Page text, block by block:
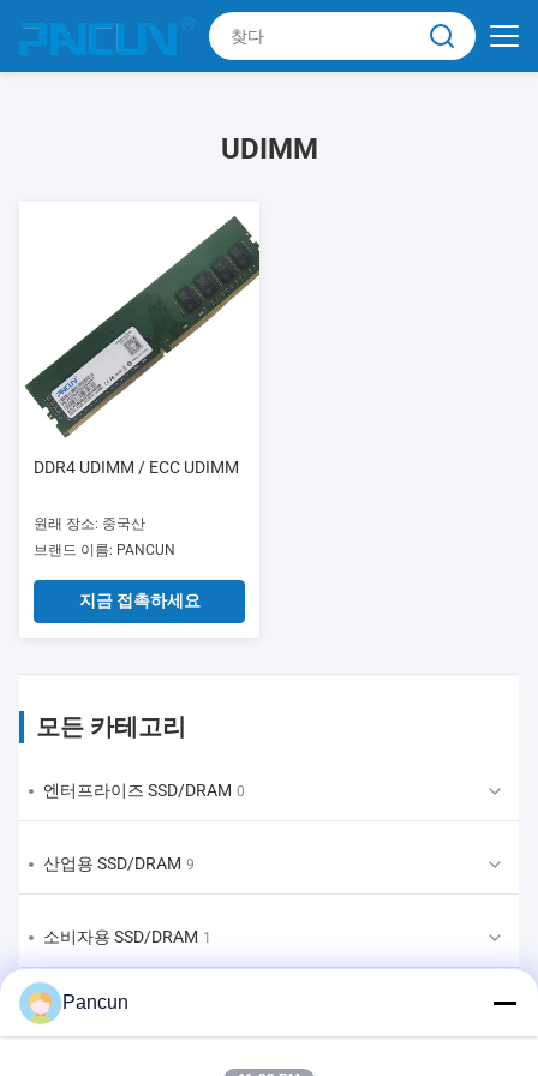
UDIMM
DDR4 UDIMM / ECC UDIMM
원래 장소: 중국산
브랜드 이름: PANCUN
지금 접촉하세요
모든 카테고리
엔터프라이즈 SSD/DRAM 0
산업용 SSD/DRAM 9
소비자용 SSD/DRAM 1
EMMC/UFS/LPDDR
Pancun